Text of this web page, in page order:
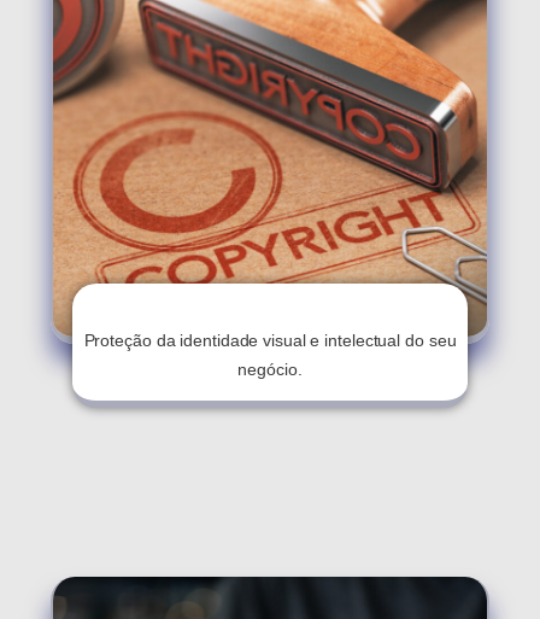
Proteção da identidade visual e intelectual do seu
negócio.